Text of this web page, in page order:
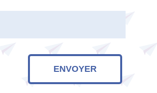
ENVOYER